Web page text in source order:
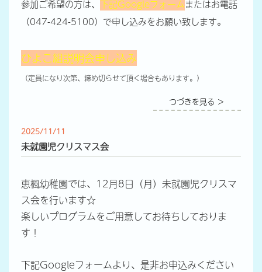
参加ご希望の方は、 下記Googleフォームまたはお電話
（047-424-5100）で申し込みをお願い致します。
ひよこ組説明会申し込み
（定員になり次第、締め切らせて頂く場合もあります。）
つづきを見る ＞
2025/11/11
未就園児クリスマス会
恵楓幼稚園では、12月8日（月）未就園児クリスマ
ス会を行います☆
楽しいプログラムをご用意してお待ちしておりま
す！
下記Googleフォームより、是非お申込みください